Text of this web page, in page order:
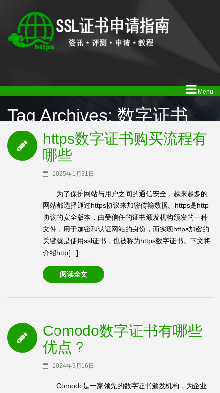
Menu
Tag Archives: 数字证书
SSL证书首页 / 数字证书
https数字证书购买流程有
哪些
2025年1月31日
为了保护网站与用户之间的通信安全，越来越多的
网站都选择通过https协议来加密传输数据。https是http
协议的安全版本，由受信任的证书颁发机构颁发的一种
文件，用于加密和认证网站的身份，而实现https加密的
关键就是使用ssl证书，也被称为https数字证书。下文将
介绍http[...]
阅读全文
Comodo数字证书有哪些
优点？
2024年9月16日
Comodo是一家领先的数字证书颁发机构，为企业